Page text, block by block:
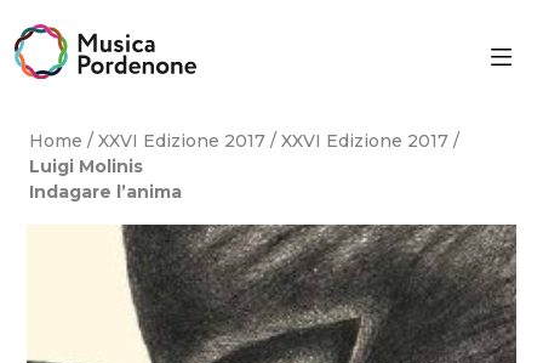
to
content
Home / XXVI Edizione 2017 / XXVI Edizione 2017 /
Luigi Molinis
Indagare l’anima